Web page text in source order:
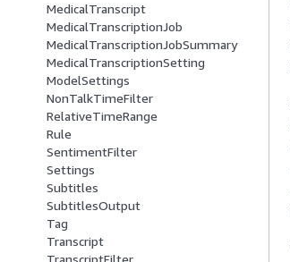
MedicalTranscript
MedicalTranscriptionJob
MedicalTranscriptionJobSummary
MedicalTranscriptionSetting
ModelSettings
NonTalkTimeFilter
RelativeTimeRange
Rule
SentimentFilter
Settings
Subtitles
SubtitlesOutput
Tag
Transcript